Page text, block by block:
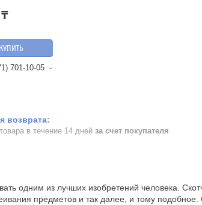
КУПИТЬ
701-10-05
в течение 14 дней за счет покупателя
одним из лучших изобретений человека.
предметов и так далее, и тому подобное.